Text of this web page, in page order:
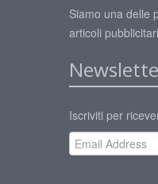
Siamo una delle
articoli
Iscriviti per